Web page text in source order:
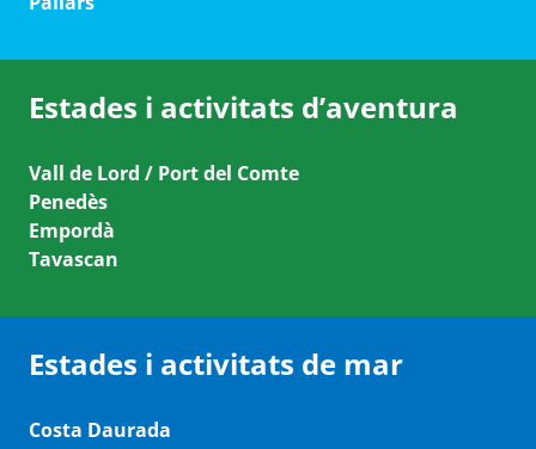
Estades i activitats d’aventura
Vall de Lord / Port del Comte
Penedès
Empordà
Tavascan
Estades i activitats de mar
Costa Daurada